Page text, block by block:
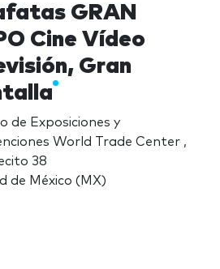
GRAN
Cine Vídeo
Gran
de Exposiciones y
World Trade Center ,
38
de México (MX)